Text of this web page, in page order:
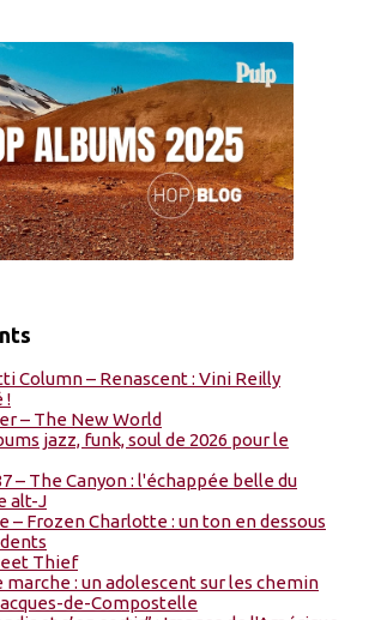
Column – Renascent : Vini Reilly
!
– The New World
jazz, funk, soul de 2026 pour le
– The Canyon : l'échappée belle du
alt-J
– Frozen Charlotte : un ton en dessous
Thief
marche : un adolescent sur les chemin
de-Compostelle